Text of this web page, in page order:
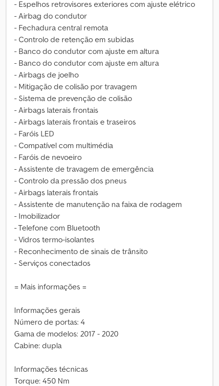
- Espelhos retrovisores exteriores com ajuste elétrico
- Airbag do condutor
- Fechadura central remota
- Controlo de retenção em subidas
- Banco do condutor com ajuste em altura
- Banco do condutor com ajuste em altura
- Airbags de joelho
- Mitigação de colisão por travagem
- Sistema de prevenção de colisão
- Airbags laterais frontais
- Airbags laterais frontais e traseiros
- Faróis LED
- Compatível com multimédia
- Faróis de nevoeiro
- Assistente de travagem de emergência
- Controlo da pressão dos pneus
- Airbags laterais frontais
- Assistente de manutenção na faixa de rodagem
- Imobilizador
- Telefone com Bluetooth
- Vidros termo-isolantes
- Reconhecimento de sinais de trânsito
- Serviços conectados
= Mais informações =
Informações gerais
Número de portas: 4
Gama de modelos: 2017 - 2020
Cabine: dupla
Informações técnicas
Torque: 450 Nm